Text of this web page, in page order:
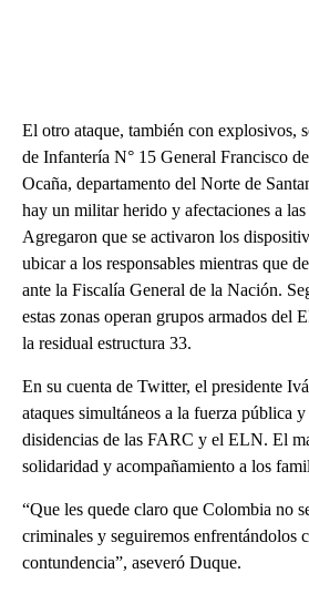
El otro ataque, también con explosivos,
de Infantería N° 15 General Francisco
Ocaña, departamento del Norte de
hay un militar herido y afectaciones a
Agregaron que se activaron los
ubicar a los responsables mientras que
ante la Fiscalía General de la Nación.
estas zonas operan grupos armados
la residual estructura 33.
En su cuenta de Twitter, el presidente
ataques simultáneos a la fuerza pública
disidencias de las FARC y el ELN. El
solidaridad y acompañamiento a los
“Que les quede claro que Colombia no
criminales y seguiremos enfrentándolos
contundencia”, aseveró Duque.